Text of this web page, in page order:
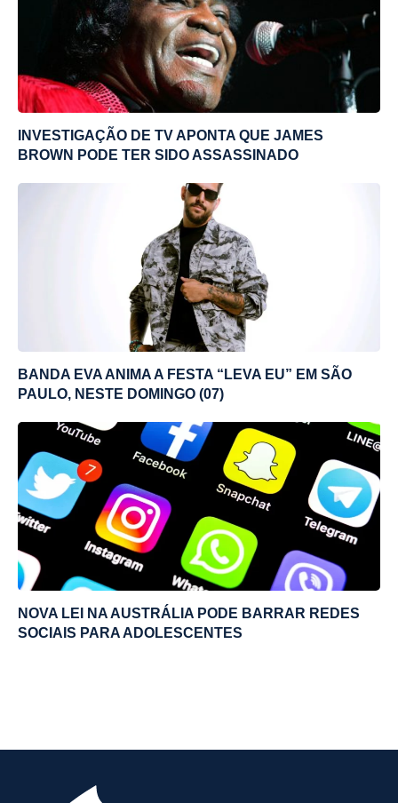
INVESTIGAÇÃO DE TV APONTA QUE JAMES
BROWN PODE TER SIDO ASSASSINADO
BANDA EVA ANIMA A FESTA “LEVA EU” EM SÃO
PAULO, NESTE DOMINGO (07)
NOVA LEI NA AUSTRÁLIA PODE BARRAR REDES
SOCIAIS PARA ADOLESCENTES